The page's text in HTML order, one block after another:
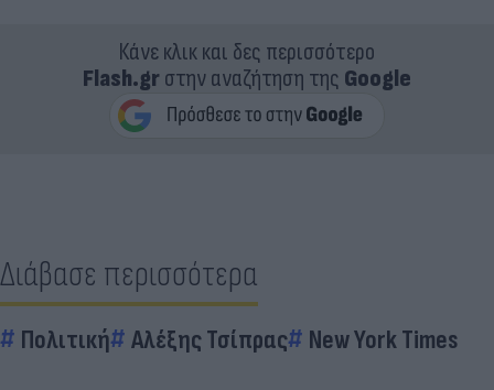
Κάνε κλικ και δες περισσότερο
Flash.grστην αναζήτηση της Google
Διάβασε περισσότερα
Πολιτική Αλέξης Τσίπρας New York Times